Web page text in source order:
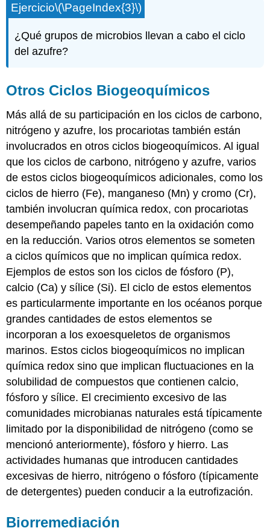
Ejercicio\(\PageIndex{3}\)
¿Qué grupos de microbios llevan a cabo el ciclo
del azufre?
Otros Ciclos Biogeoquímicos
Más allá de su participación en los ciclos de carbono,
nitrógeno y azufre, los procariotas también están
involucrados en otros ciclos biogeoquímicos. Al igual
que los ciclos de carbono, nitrógeno y azufre, varios
de estos ciclos biogeoquímicos adicionales, como los
ciclos de hierro (Fe), manganeso (Mn) y cromo (Cr),
también involucran química redox, con procariotas
desempeñando papeles tanto en la oxidación como
en la reducción. Varios otros elementos se someten
a ciclos químicos que no implican química redox.
Ejemplos de estos son los ciclos de fósforo (P),
calcio (Ca) y sílice (Si). El ciclo de estos elementos
es particularmente importante en los océanos porque
grandes cantidades de estos elementos se
incorporan a los exoesqueletos de organismos
marinos. Estos ciclos biogeoquímicos no implican
química redox sino que implican fluctuaciones en la
solubilidad de compuestos que contienen calcio,
fósforo y sílice. El crecimiento excesivo de las
comunidades microbianas naturales está típicamente
limitado por la disponibilidad de nitrógeno (como se
mencionó anteriormente), fósforo y hierro. Las
actividades humanas que introducen cantidades
excesivas de hierro, nitrógeno o fósforo (típicamente
de detergentes) pueden conducir a la eutrofización.
Biorremediación